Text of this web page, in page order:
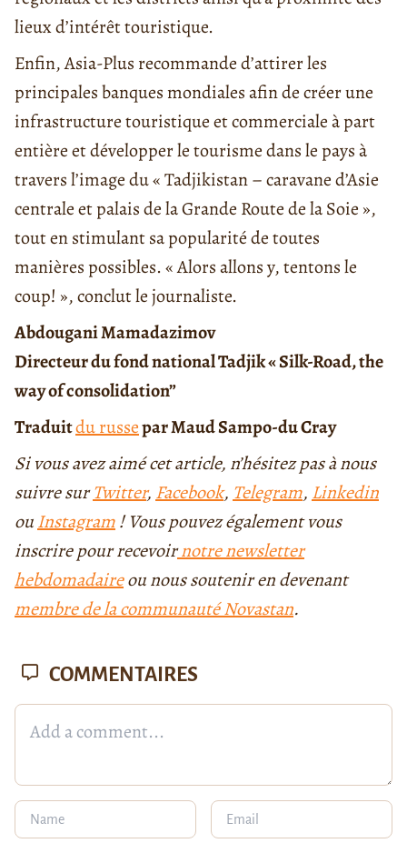
lieux d’intérêt touristique.
Enfin, Asia-Plus recommande d’attirer les
principales banques mondiales afin de créer une
infrastructure touristique et commerciale à part
entière et développer le tourisme dans le pays à
travers l’image du « Tadjikistan – caravane d’Asie
centrale et palais de la Grande Route de la Soie »,
tout en stimulant sa popularité de toutes
manières possibles. « Alors allons y, tentons le
coup! », conclut le journaliste.
Abdougani Mamadazimov
Directeur du fond national Tadjik « Silk-Road, the
way of consolidation”
Traduitdu russepar Maud Sampo-du Cray
Si vous avez aimé cet article, n’hésitez pas à nous
suivre surTwitter, Facebook, Telegram, Linkedin
ouInstagram! Vous pouvez également vous
inscrire pour recevoirnotre newsletter
hebdomadaireou nous soutenir en devenant
membre de la communauté Novastan.
COMMENTAIRES